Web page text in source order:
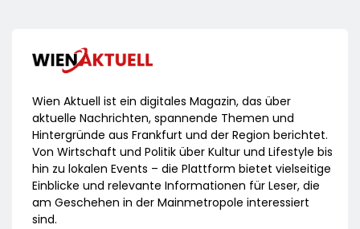
Wien Aktuell ist ein digitales Magazin, das über
aktuelle Nachrichten, spannende Themen und
Hintergründe aus Frankfurt und der Region berichtet.
Von Wirtschaft und Politik über Kultur und Lifestyle bis
hin zu lokalen Events – die Plattform bietet vielseitige
Einblicke und relevante Informationen für Leser, die
am Geschehen in der Mainmetropole interessiert
sind.